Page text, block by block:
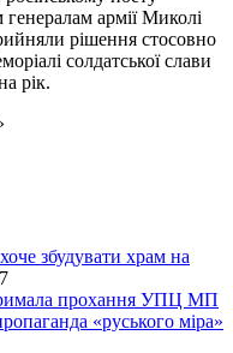
армії Миколі
рішення стосовно
солдатської слави
рік.
збудувати храм на
прохання УПЦ МП
«руського міра»